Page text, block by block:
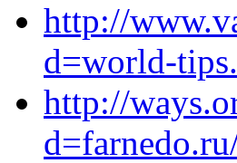
http://
d=world-
http://